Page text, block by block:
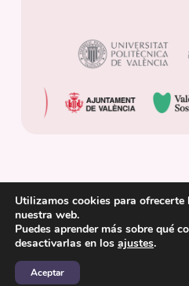
© 2025 Cátedra de
Utilizamos cookies para ofrecerte
nuestra web.
Puedes aprender más sobre qué
desactivarlas en los ajustes.
Aceptar